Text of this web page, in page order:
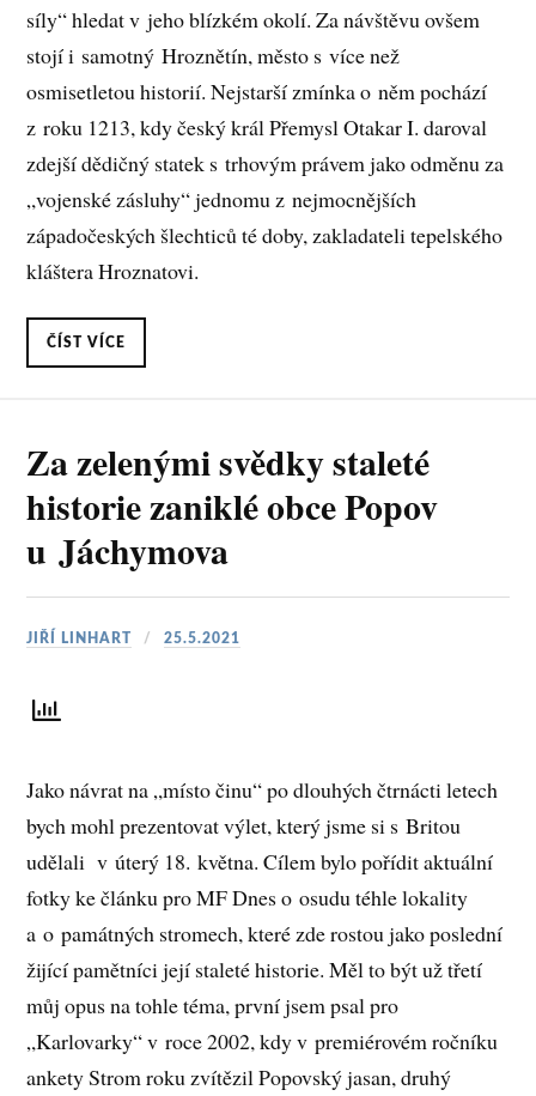
síly“ hledat v jeho blízkém okolí. Za návštěvu ovšem
stojí i samotný Hroznětín, město s více než
osmisetletou historií. Nejstarší zmínka o něm pochází
z roku 1213, kdy český král Přemysl Otakar I. daroval
zdejší dědičný statek s trhovým právem jako odměnu za
„vojenské zásluhy“ jednomu z nejmocnějších
západočeských šlechticů té doby, zakladateli tepelského
kláštera Hroznatovi.
ČÍST VÍCE
Za zelenými svědky staleté
historie zaniklé obce Popov
u Jáchymova
JIŘÍ LINHART 25.5.2021
Jako návrat na „místo činu“ po dlouhých čtrnácti letech
bych mohl prezentovat výlet, který jsme si s Britou
udělali v úterý 18. května. Cílem bylo pořídit aktuální
fotky ke článku pro MF Dnes o osudu téhle lokality
a o památných stromech, které zde rostou jako poslední
žijící pamětníci její staleté historie. Měl to být už třetí
můj opus na tohle téma, první jsem psal pro
„Karlovarky“ v roce 2002, kdy v premiérovém ročníku
ankety Strom roku zvítězil Popovský jasan, druhý